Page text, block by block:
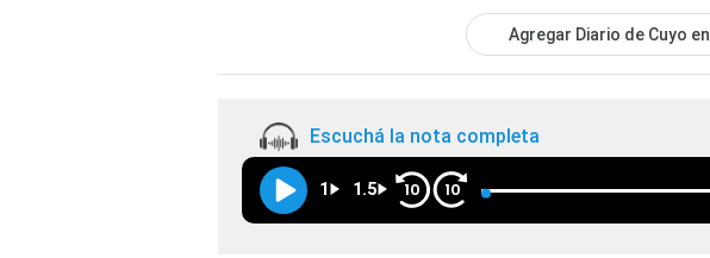
Agregar Diario de Cuyo en
Escuchá la nota completa
1 1.5 10 10